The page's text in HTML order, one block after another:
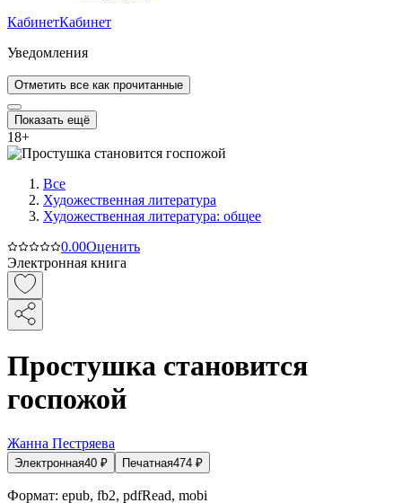
КабинетКабинет
Уведомления
Отметить все как прочитанные
Показать ещё
18+
Все
Художественная литература
Художественная литература: общее
0.00Оценить
Электронная книга
Простушка становится
госпожой
Жанна Пестряева
Электронная40 ₽ Печатная474 ₽
Формат: epub, fb2, pdfRead, mobi